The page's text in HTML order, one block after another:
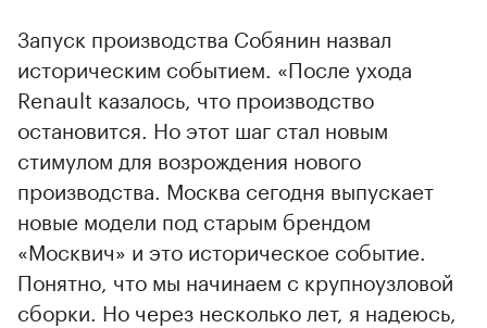
Запуск производства Собянин назвал
историческим событием. «После ухода
Renault казалось, что производство
остановится. Но этот шаг стал новым
стимулом для возрождения нового
производства. Москва сегодня выпускает
новые модели под старым брендом
«Москвич» и это историческое событие.
Понятно, что мы начинаем с крупноузловой
сборки. Но через несколько лет, я надеюсь,